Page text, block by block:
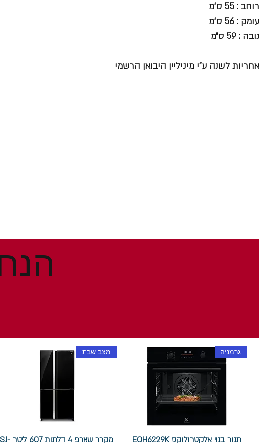
רוחב : 55 ס"מ
עומק : 56 ס"מ
גובה : 59 ס"מ
אחריות לשנה ע"י מיניליין היבואן הרשמי
גרמניה
תנור בנוי אלקטרולוקס EOH6229K
מצב שבת
מקרר שארפ 4 דלתות 607 ליטר SJ-